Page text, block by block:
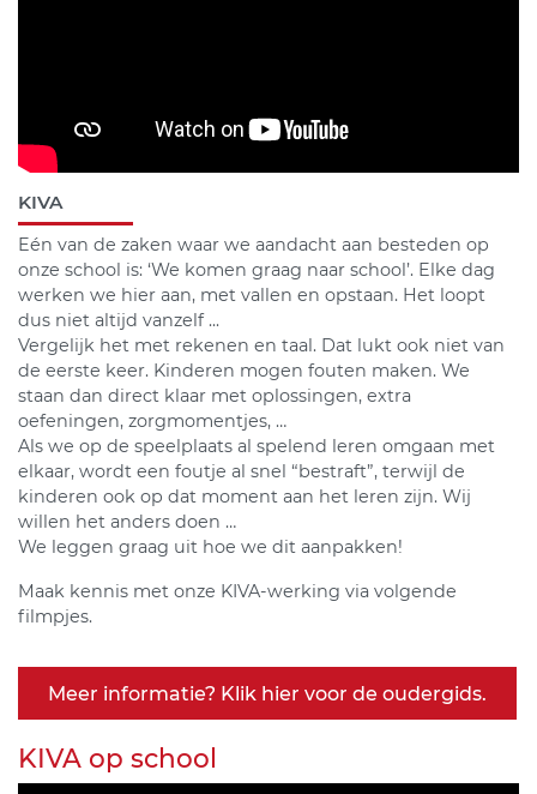
KIVA
Eén van de zaken waar we aandacht aan besteden op
onze school is: ‘We komen graag naar school’. Elke dag
werken we hier aan, met vallen en opstaan. Het loopt
dus niet altijd vanzelf ...
Vergelijk het met rekenen en taal. Dat lukt ook niet van
de eerste keer. Kinderen mogen fouten maken. We
staan dan direct klaar met oplossingen, extra
oefeningen, zorgmomentjes, …
Als we op de speelplaats al spelend leren omgaan met
elkaar, wordt een foutje al snel “bestraft”, terwijl de
kinderen ook op dat moment aan het leren zijn. Wij
willen het anders doen …
We leggen graag uit hoe we dit aanpakken!
Maak kennis met onze KIVA-werking via volgende
filmpjes.
Meer informatie? Klik hier voor de oudergids.
KIVA op school